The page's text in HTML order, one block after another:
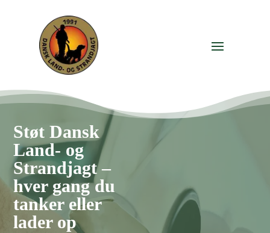
Støt Dansk
Land- og
Strandjagt –
hver gang du
tanker eller
lader op